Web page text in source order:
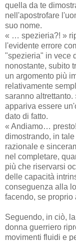
quella da te
nell'apostrofare
suo nome.
« … spezieria?! »
l'evidente errore
"spezieria" in vece
nonostante, subito
un argomento più
relativamente
saranno
appariva essere
dato di fatto.
« Andiamo…
dimostrando, in
razionale e
nel completare,
più che riservarsi
delle capacità
conseguenza alla
facendo, se proprio
Seguendo, in ciò,
donna guerriero
movimenti fluidi e